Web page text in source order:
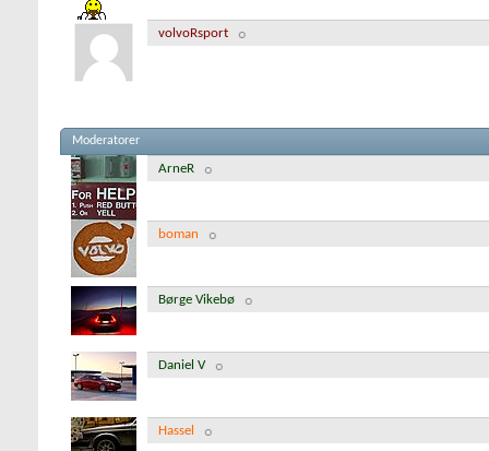
volvoRsport
Moderatorer
ArneR
boman
Børge Vikebø
Daniel V
Hassel